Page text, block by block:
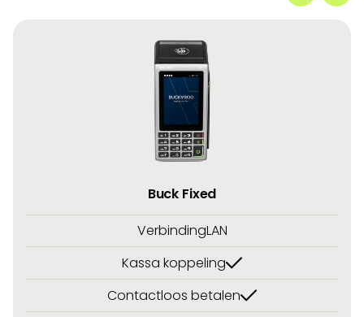
Buck Fixed
VerbindingLAN
Kassa koppeling
Contactloos betalen